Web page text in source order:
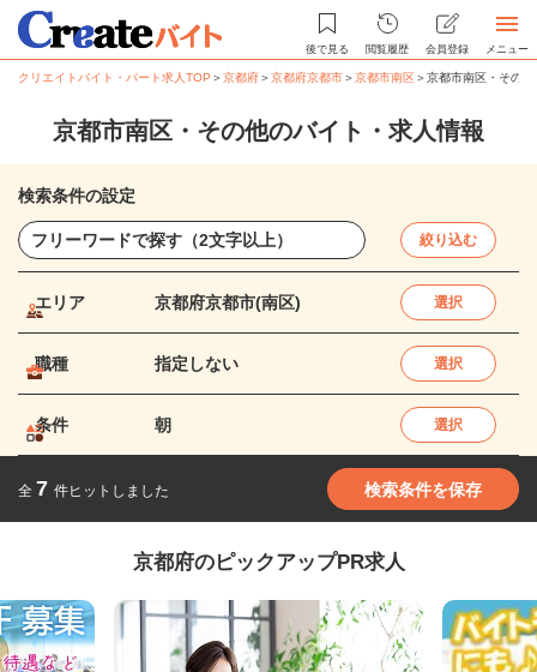
後で見る 閲覧履歴 会員登録 メニュー
クリエイトバイト・パート求人TOP ＞京都府＞京都府京都市＞京都市南区＞京都市南区・その
京都市南区・その他のバイト・求人情報
検索条件の設定
絞り込む
エリア 京都府京都市(南区) 選択
職種 指定しない 選択
条件 朝 選択
全 7 件ヒットしました 検索条件を保存
京都府のピックアップPR求人